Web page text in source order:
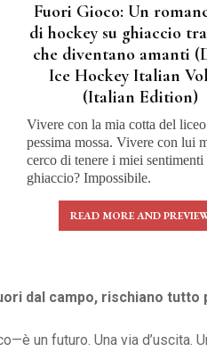
Fuori Gioco: Un
di hockey su ghiaccio
che diventano amanti
Ice Hockey Italian
(Italian Edition)
Vivere con la mia cotta del liceo
pessima mossa. Vivere con lui
cerco di tenere i miei sentimenti
ghiaccio? Impossibile.
READ MORE AND
dal campo, rischiano tutto
un futuro. Una via